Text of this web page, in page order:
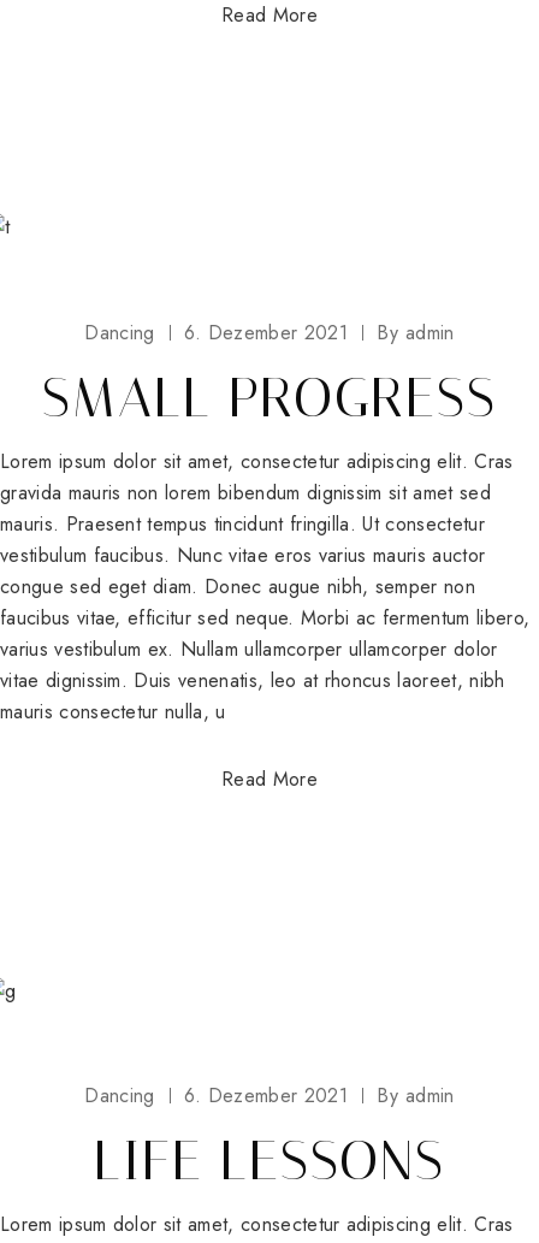
Read More
Dancing 6. Dezember 2021 By admin
SMALL PROGRESS
Lorem ipsum dolor sit amet, consectetur adipiscing elit. Cras
gravida mauris non lorem bibendum dignissim sit amet sed
mauris. Praesent tempus tincidunt fringilla. Ut consectetur
vestibulum faucibus. Nunc vitae eros varius mauris auctor
congue sed eget diam. Donec augue nibh, semper non
faucibus vitae, efficitur sed neque. Morbi ac fermentum libero,
varius vestibulum ex. Nullam ullamcorper ullamcorper dolor
vitae dignissim. Duis venenatis, leo at rhoncus laoreet, nibh
mauris consectetur nulla, u
Read More
Dancing 6. Dezember 2021 By admin
LIFE LESSONS
Lorem ipsum dolor sit amet, consectetur adipiscing elit. Cras